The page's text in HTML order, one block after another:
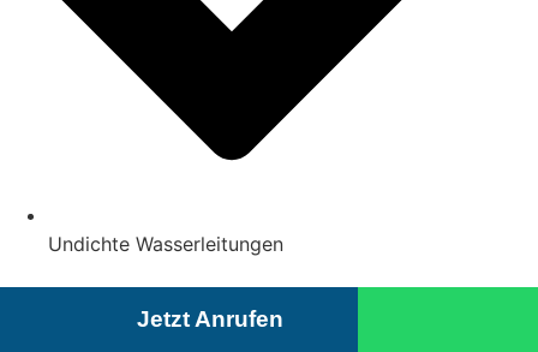
Undichte Wasserleitungen
Jetzt Anrufen